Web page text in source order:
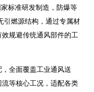
标准研发制造，防爆等
引燃源结构，通过专属材
规避传统通风部件的工
全面覆盖工业通风送
等核心工况，适配各类